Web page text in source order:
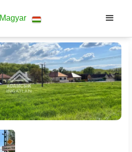
Magyar